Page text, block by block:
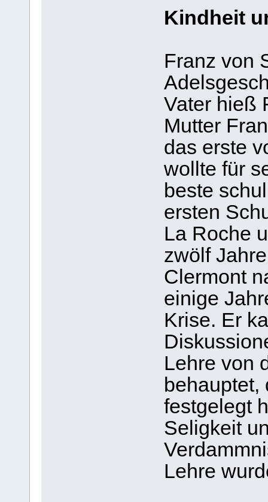
Kindheit
Franz von
Vater hieß
Mutter
das erste
wollte für
beste
ersten
La Roche
zwölf
Clermont
einige
Krise. Er
Lehre von
behauptet,
festgelegt
Seligkeit
Lehre